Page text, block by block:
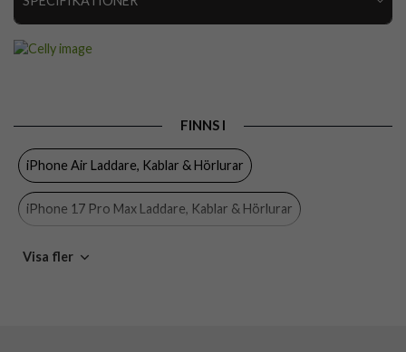
Varumärke
GHOSTSUPERPLUS
FINNS I
iPhone Air Laddare, Kablar & Hörlurar
iPhone 17 Pro Max Laddare, Kablar & Hörlurar
iPhone 17 Pro Laddare, Kablar & Hörlurar
Visa fler